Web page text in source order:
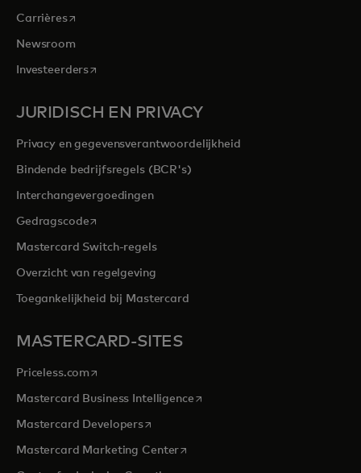
Carrièresopens in a new tab
Newsroom
Investeerdersopens in a new tab
JURIDISCH EN PRIVACY
Privacy en gegevensverantwoordelijkheid
Bindende bedrijfsregels (BCR's)
Interchangevergoedingen
Gedragscodeopens in a new tab
Mastercard Switch-regels
Overzicht van regelgeving
Toegankelijkheid bij Mastercard
MASTERCARD-SITES
Priceless.com opens in a new tab
Mastercard Business Intelligenceopens in a new tab
Mastercard Developersopens in a new tab
Mastercard Marketing Centeropens in a new tab